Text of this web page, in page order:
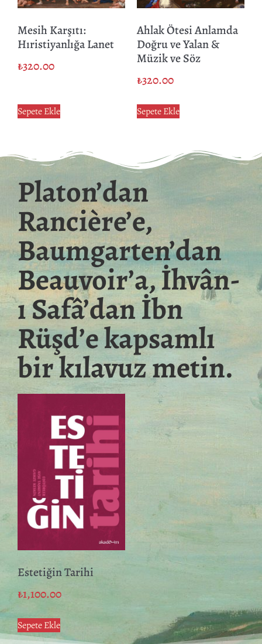
Mesih Karşıtı:
Hıristiyanlığa Lanet
₺320.00
Sepete Ekle
Ahlak Ötesi Anlamda
Doğru ve Yalan &
Müzik ve Söz
₺320.00
Sepete Ekle
Platon’dan
Rancière’e,
Baumgarten’dan
Beauvoir’a, İhvân-
ı Safâ’dan İbn
Rüşd’e kapsamlı
bir kılavuz metin.
Estetiğin Tarihi
₺1,100.00
Sepete Ekle